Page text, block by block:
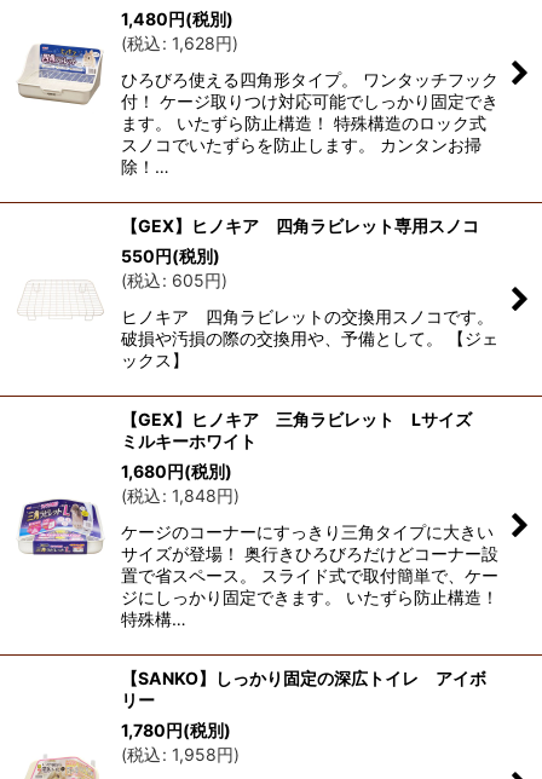
1,480円(税別)
(税込: 1,628円)
ひろびろ使える四角形タイプ。 ワンタッチフック
付！ ケージ取りつけ対応可能でしっかり固定でき
ます。 いたずら防止構造！ 特殊構造のロック式
スノコでいたずらを防止します。 カンタンお掃
除！…
【GEX】ヒノキア 四角ラビレット専用スノコ
550円(税別)
(税込: 605円)
ヒノキア 四角ラビレットの交換用スノコです。
破損や汚損の際の交換用や、予備として。 【ジェ
ックス】
【GEX】ヒノキア 三角ラビレット Lサイズ
ミルキーホワイト
1,680円(税別)
(税込: 1,848円)
ケージのコーナーにすっきり三角タイプに大きい
サイズが登場！ 奥行きひろびろだけどコーナー設
置で省スペース。 スライド式で取付簡単で、ケー
ジにしっかり固定できます。 いたずら防止構造！
特殊構…
【SANKO】しっかり固定の深広トイレ アイボ
リー
1,780円(税別)
(税込: 1,958円)